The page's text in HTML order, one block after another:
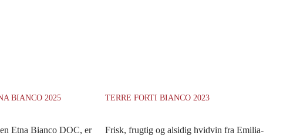
BIANCO 2025
Etna Bianco DOC, er
TERRE FORTI BIANCO 2023
Frisk, frugtig og alsidig hvidvin fra Emilia-